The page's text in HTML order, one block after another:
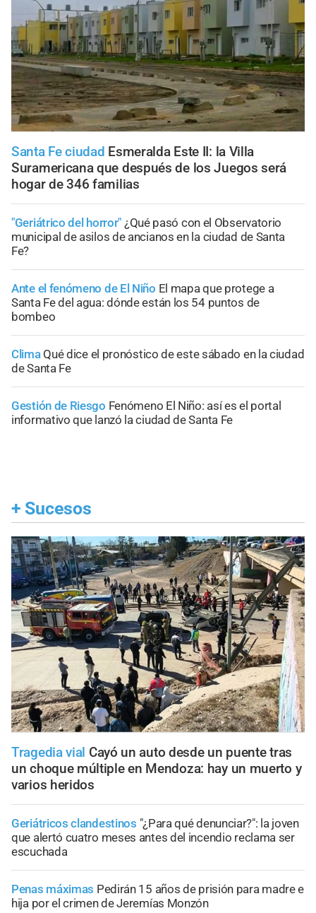
Santa Fe ciudad Esmeralda Este II: la Villa
Suramericana que después de los Juegos será
hogar de 346 familias
"Geriátrico del horror" ¿Qué pasó con el Observatorio
municipal de asilos de ancianos en la ciudad de Santa
Fe?
Ante el fenómeno de El Niño El mapa que protege a
Santa Fe del agua: dónde están los 54 puntos de
bombeo
Clima Qué dice el pronóstico de este sábado en la ciudad
de Santa Fe
Gestión de Riesgo Fenómeno El Niño: así es el portal
informativo que lanzó la ciudad de Santa Fe
+ Sucesos
Tragedia vial Cayó un auto desde un puente tras
un choque múltiple en Mendoza: hay un muerto y
varios heridos
Geriátricos clandestinos "¿Para qué denunciar?": la joven
que alertó cuatro meses antes del incendio reclama ser
escuchada
Penas máximas Pedirán 15 años de prisión para madre e
hija por el crimen de Jeremías Monzón